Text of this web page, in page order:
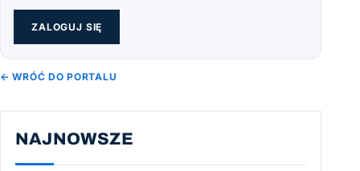
ZALOGUJ SIĘ
← WRÓĆ DO PORTALU
NAJNOWSZE